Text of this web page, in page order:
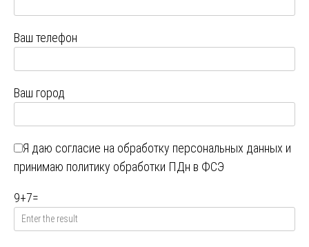
Ваш телефон
Ваш город
Я даю согласие на обработку персональных данных и
принимаю политику обработки ПДн в ФСЭ
9+7=